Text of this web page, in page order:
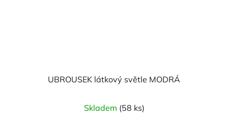
UBROUSEK látkový světle MODRÁ
Skladem (58 ks)